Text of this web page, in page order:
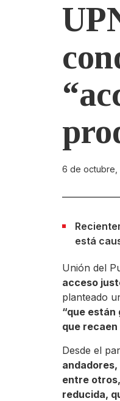
6 de octubre,
está
Unión del
acceso
planteado
“que
que recaen
Desde el
entre
reducida,